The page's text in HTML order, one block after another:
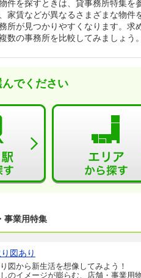
件を探すときは、貸事務所特集を
家賃などが異なるさまざまな物件
所が見つかりやすくなります。求
数の事務所を比較してみましょう。
でください
事業用特集
図あり
図から新生活を想像してみよう！
のイメージが膨らむ、店舗・事業用